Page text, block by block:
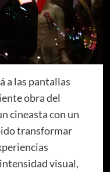
a las pantallas
obra del
cineasta con un
transformar
visual,